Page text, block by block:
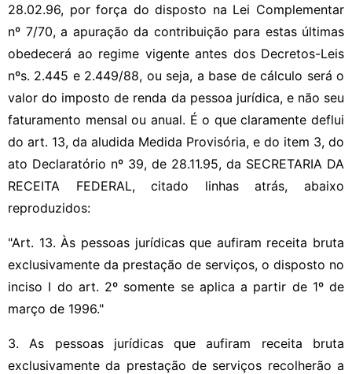
28.02.96, por força do disposto na Lei Complementar
nº 7/70, a apuração da contribuição para estas últimas
obedecerá ao regime vigente antes dos Decretos-Leis
nºs. 2.445 e 2.449/88, ou seja, a base de cálculo será o
valor do imposto de renda da pessoa jurídica, e não seu
faturamento mensal ou anual. É o que claramente deflui
do art. 13, da aludida Medida Provisória, e do item 3, do
ato Declaratório nº 39, de 28.11.95, da SECRETARIA DA
RECEITA FEDERAL, citado linhas atrás, abaixo
reproduzidos:
"Art. 13. Às pessoas jurídicas que aufiram receita bruta
exclusivamente da prestação de serviços, o disposto no
inciso I do art. 2º somente se aplica a partir de 1º de
março de 1996."
3. As pessoas jurídicas que aufiram receita bruta
exclusivamente da prestação de serviços recolherão a